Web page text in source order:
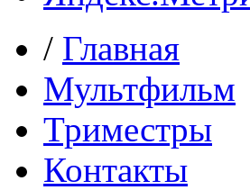
/ Главная
Мультфильм
Триместры
Контакты